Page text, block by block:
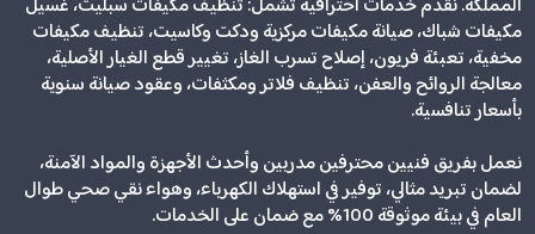
مكيفات شباك، صيانة مكيفات مركزية ودكت وكاسيت، تنظيف مكيفات
مخفية، تعبئة فريون، إصلاح تسرب الغاز، تغيير قطع الغيار الأصلية،
معالجة الروائح والعفن، تنظيف فلاتر ومكثفات، وعقود صيانة سنوية
بأسعار تنافسية.
نعمل بفريق فنيين محترفين مدربين وأحدث الأجهزة والمواد الآمنة،
لضمان تبريد مثالي، توفير في استهلاك الكهرباء، وهواء نقي صحي طوال
العام في بيئة موثوقة 100% مع ضمان على الخدمات.